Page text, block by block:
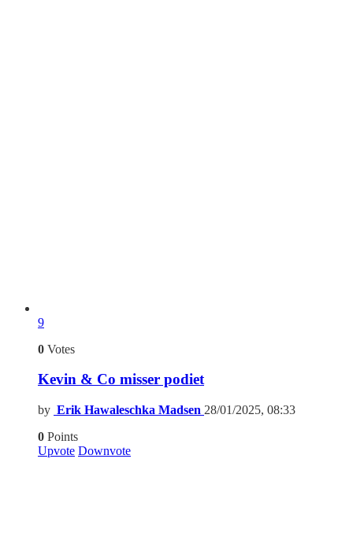
9
0 Votes
Kevin & Co misser podiet
by Erik Hawaleschka Madsen 28/01/2025, 08:33
0 Points
Upvote Downvote